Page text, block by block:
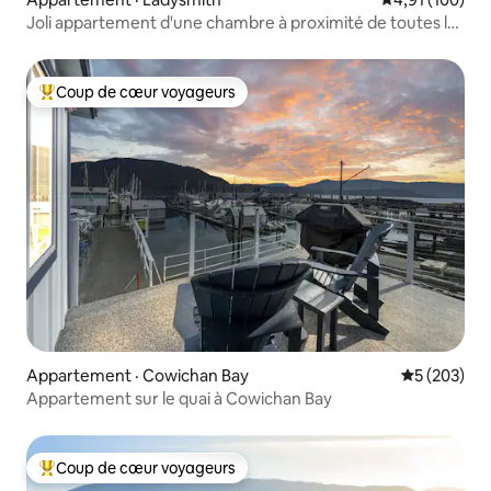
Joli appartement d'une chambre à proximité de toutes les
Coup de cœur voyageurs parmi les plus aimés
Coup de cœur voyageurs
Appartement · Cowichan Bay Note
5 (203)
Appartement sur le quai à Cowichan Bay
Coup de cœur voyageurs parmi les plus aimés
Coup de cœur voyageurs